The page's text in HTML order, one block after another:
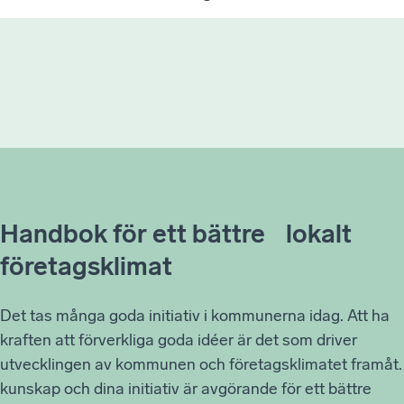
Handbok för ett bättre lokalt
företagsklimat
Det tas många goda initiativ i kommunerna idag. Att ha
kraften att förverkliga goda idéer är det som driver
utvecklingen av kommunen och företagsklimatet
kunskap och dina initiativ är avgörande för ett bättre